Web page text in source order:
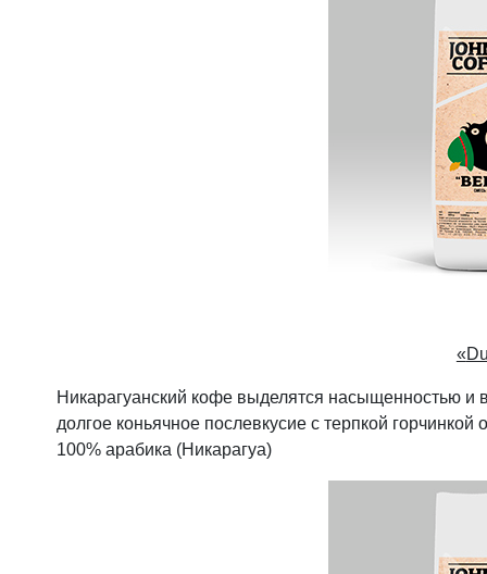
«
Никарагуанский кофе выделятся насыщенностью
долгое коньячное послевкусие с терпкой
100% арабика (Никарагуа)